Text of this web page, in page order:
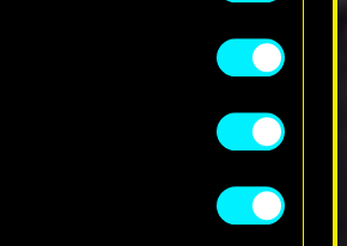
中的改造裝置【突觸加速器】
裝有腦機面板是使用改造裝置
駭【引爆手榴彈】讓敵方爆炸
其文字說明不符的問題